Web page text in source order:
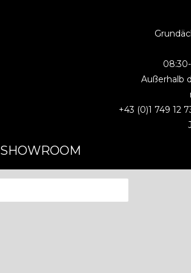
Außerhalb
+43 (0)1 749 12
SHOWROOM